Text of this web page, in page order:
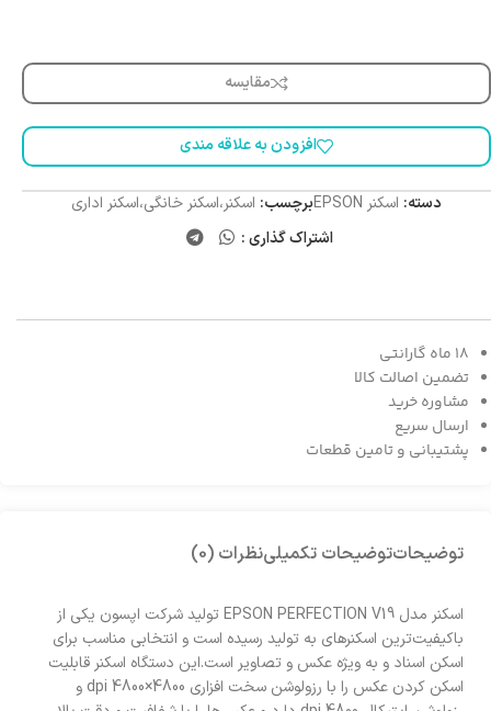
مقایسه
افزودن به علاقه مندی
دسته: اسکنر EPSON برچسب: اسکنر،اسکنر خانگی،اسکنر اداری
اشتراک گذاری :
18 ماه گارانتی
تضمین اصالت کالا
مشاوره خرید
ارسال سریع
پشتیبانی و تامین قطعات
توضیحاتتوضیحات تکمیلینظرات (0)
اسکنر مدل EPSON PERFECTION V19 تولید شرکت اپسون یکی از
باکیفیت‌ترین اسکنر‌های به تولید رسیده است و انتخابی مناسب برای
اسکن اسناد و به ویژه عکس و تصاویر است.این دستگاه اسکنر قابلیت
اسکن کردن عکس را با رزولوشن سخت افزاری 4800×4800 dpi و